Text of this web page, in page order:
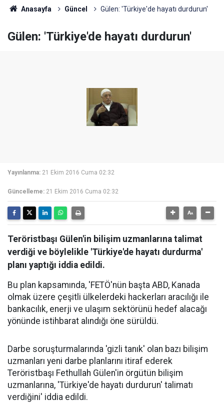
Anasayfa Güncel Gülen: 'Türkiye'de hayatı durdurun'
Gülen: 'Türkiye'de hayatı durdurun'
Yayınlanma: 21 Ekim 2016 Cuma 02:32
Güncelleme: 21 Ekim 2016 Cuma 02:32
Teröristbaşı Gülen'in bilişim uzmanlarına talimat
verdiği ve böylelikle 'Türkiye'de hayatı durdurma'
planı yaptığı iddia edildi.
Bu plan kapsamında, 'FETÖ'nün başta ABD, Kanada
olmak üzere çeşitli ülkelerdeki hackerları aracılığı ile
bankacılık, enerji ve ulaşım sektörünü hedef alacağı
yönünde istihbarat alındığı öne sürüldü.
Darbe soruşturmalarında 'gizli tanık' olan bazı bilişim
uzmanları yeni darbe planlarını itiraf ederek
Teröristbaşı Fethullah Gülen'in örgütün bilişim
uzmanlarına, 'Türkiye'de hayatı durdurun' talimatı
verdiğini' iddia edildi.